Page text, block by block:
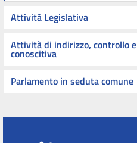
Attività Legislativa
Attività di indirizzo, controllo e
conoscitiva
Parlamento in seduta comune